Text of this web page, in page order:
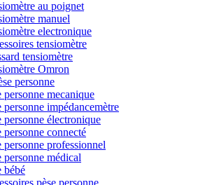
au poignet
manuel
electronique
tensiomètre
tensiomètre
Omron
personne
personne mecanique
personne impédancemètre
personne électronique
personne connecté
personne professionnel
personne médical
bébé
pèse personne